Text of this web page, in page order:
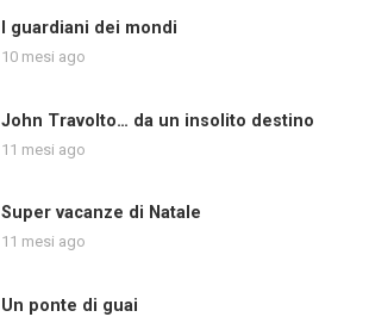
I guardiani dei mondi
10 mesi ago
John Travolto… da un insolito destino
11 mesi ago
Super vacanze di Natale
11 mesi ago
Un ponte di guai